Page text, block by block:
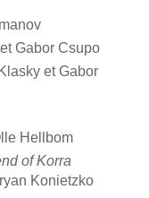
Gabor Csupo
et Gabor
Hellbom
of Korra
Konietzko